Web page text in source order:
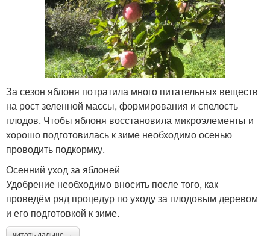
За сезон яблоня потратила много питательных веществ
на рост зеленной массы, формирования и спелость
плодов. Чтобы яблоня восстановила микроэлементы и
хорошо подготовилась к зиме необходимо осенью
проводить подкормку.
Осенний уход за яблоней
Удобрение необходимо вносить после того, как
проведём ряд процедур по уходу за плодовым деревом
и его подготовкой к зиме.